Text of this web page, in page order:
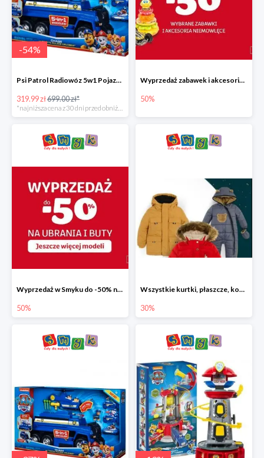
-54%
Psi Patrol Radiowóz 5w1 Pojazd ratunkowy z figurką Chase'a
319.99 zł699.00 zł*
Wyprzedaż zabawek i akcesoriów niemowlęcych w Smyku do -50%
50%
Wyprzedaż w Smyku do -50% na ubrania i buty
50%
Wszystkie kurtki, płaszcze, kombinezony i spodnie narciarskie -30%
30%